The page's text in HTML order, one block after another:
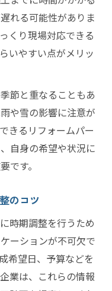
れる可能性がありま
くり現場対応できる
いやすい点がメリッ
節と重なることもあ
や雪の影響に注意が
きるリフォームパー
自身の希望や状況に
です。
のコツ
時期調整を行うため
ーションが不可欠で
希望日、予算などを
業は、これらの情報